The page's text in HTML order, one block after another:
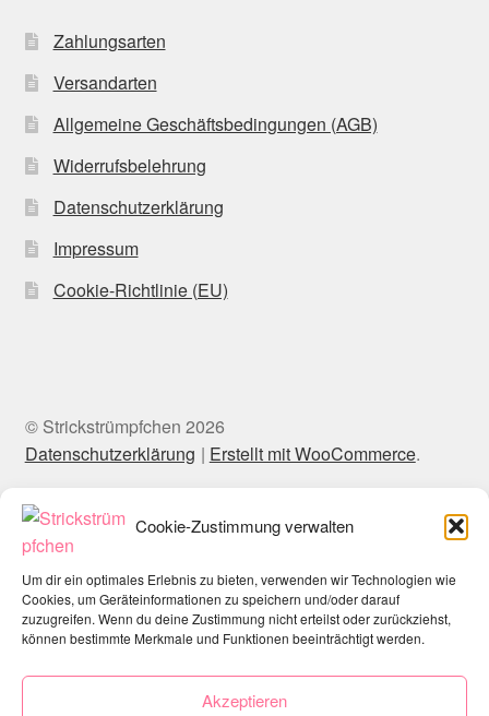
Cookie-Zustimmung verwalten
Um dir ein optimales Erlebnis zu bieten, verwenden wir Technologien wie
Cookies, um Geräteinformationen zu speichern und/oder darauf
zuzugreifen. Wenn du deine Zustimmung nicht erteilst oder zurückziehst,
können bestimmte Merkmale und Funktionen beeinträchtigt werden.
Akzeptieren
Zahlungsarten
Versandarten
Allgemeine Geschäftsbedingungen (AGB)
Widerrufsbelehrung
Datenschutzerklärung
Impressum
Cookie-Richtlinie (EU)
© Strickstrümpfchen 2026
Datenschutzerklärung
Erstellt mit WooCommerce.